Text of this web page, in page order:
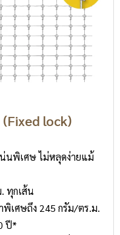
lock)
นพิเศษ ไม่หลุดง่ายแม้
ทุกเส้น
เศษถึง 245 กรัม/ตร.ม.
ปี*